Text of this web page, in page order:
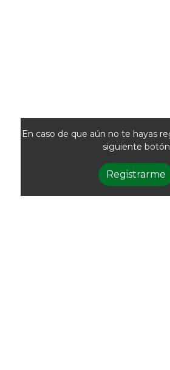
En caso de que aún no te hayas
siguiente botón
Registrarme